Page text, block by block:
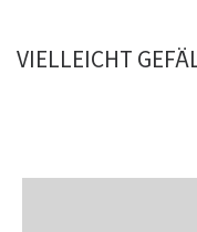
VIELLEICHT